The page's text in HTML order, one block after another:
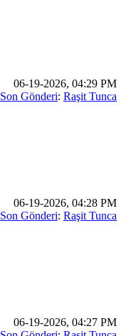
06-19-2026, 04:29 PM
Son Gönderi: Raşit Tunca
06-19-2026, 04:28 PM
Son Gönderi: Raşit Tunca
06-19-2026, 04:27 PM